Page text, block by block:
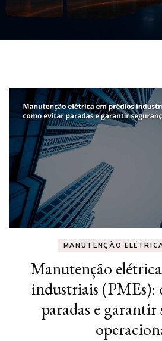
MANUTENÇÃO
Manutenção
industriais (PMEs):
paradas e garantir